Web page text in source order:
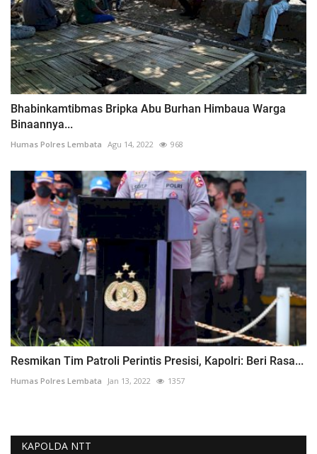
Bhabinkamtibmas Bripka Abu Burhan Himbaua Warga
Binaannya...
Humas Polres Lembata Agu 14, 2022 968
Resmikan Tim Patroli Perintis Presisi, Kapolri: Beri Rasa...
Humas Polres Lembata Jan 13, 2022 1357
KAPOLDA NTT